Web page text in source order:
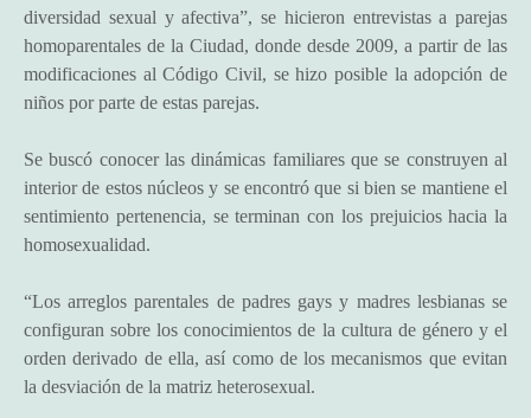
diversidad sexual y afectiva”, se hicieron entrevistas a parejas
homoparentales de la Ciudad, donde desde 2009, a partir de las
modificaciones al Código Civil, se hizo posible la adopción de
niños por parte de estas parejas.
Se buscó conocer las dinámicas familiares que se construyen al
interior de estos núcleos y se encontró que si bien se mantiene el
sentimiento pertenencia, se terminan con los prejuicios hacia la
homosexualidad.
“Los arreglos parentales de padres gays y madres lesbianas se
configuran sobre los conocimientos de la cultura de género y el
orden derivado de ella, así como de los mecanismos que evitan
la desviación de la matriz heterosexual.